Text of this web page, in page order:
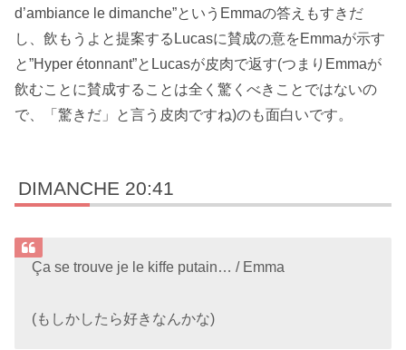
d’ambiance le dimanche”というEmmaの答えもすきだ
し、飲もうよと提案するLucasに賛成の意をEmmaが示す
と”Hyper étonnant”とLucasが皮肉で返す(つまりEmmaが
飲むことに賛成することは全く驚くべきことではないの
で、「驚きだ」と言う皮肉ですね)のも面白いです。
DIMANCHE 20:41
Ça se trouve je le kiffe putain… / Emma
(もしかしたら好きなんかな)